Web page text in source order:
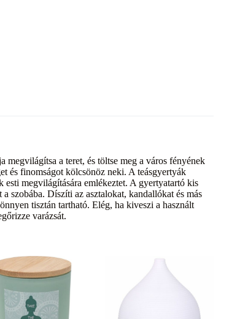
a teret, és töltse meg a város fényének
és finomságot kölcsönöz neki. A teásgyertyák
megvilágítására emlékeztet. A gyertyatartó kis
szobába. Díszíti az asztalokat, kandallókat és más
tisztán tartható. Elég, ha kiveszi a használt
varázsát.